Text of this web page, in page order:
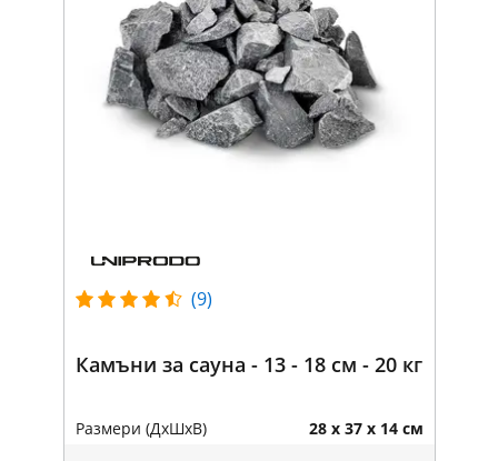
(9)
Камъни за сауна - 13 - 18 см - 20 кг
Размери (ДxШxВ) 28 x 37 x 14 см